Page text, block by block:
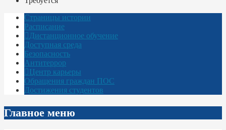
Страницы истории
Расписание
Дистанционное обучение
Доступная среда
Безопасность
Антитеррор
Центр карьеры
Обращения граждан ПОС
Достижения студентов
Главное меню